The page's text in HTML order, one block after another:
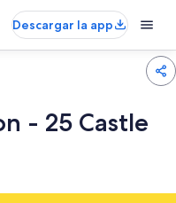
Descargar la app
- 25 Castle